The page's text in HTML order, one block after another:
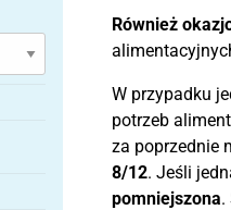
Również
W przypadku
potrzeb
za poprzednie
8/12. Jeśli
pomniejszona.